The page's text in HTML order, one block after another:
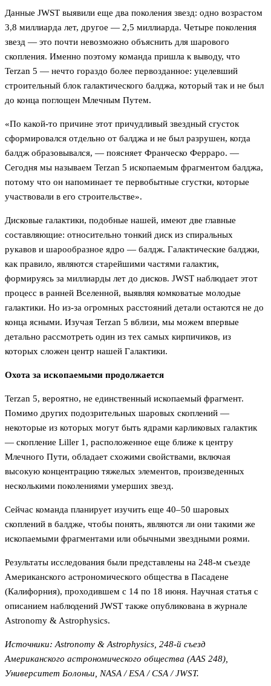
Данные JWST выявили еще два поколения звезд: одно возрастом
3,8 миллиарда лет, другое — 2,5 миллиарда. Четыре поколения
звезд — это почти невозможно объяснить для шарового
скопления. Именно поэтому команда пришла к выводу, что
Terzan 5 — нечто гораздо более первозданное: уцелевший
строительный блок галактического балджа, который так и не был
до конца поглощен Млечным Путем.
«По какой-то причине этот причудливый звездный сгусток
сформировался отдельно от балджа и не был разрушен, когда
балдж образовывался, — поясняет Франческо Ферраро. —
Сегодня мы называем Terzan 5 ископаемым фрагментом балджа,
потому что он напоминает те первобытные сгустки, которые
участвовали в его строительстве».
Дисковые галактики, подобные нашей, имеют две главные
составляющие: относительно тонкий диск из спиральных
рукавов и шарообразное ядро — балдж. Галактические балджи,
как правило, являются старейшими частями галактик,
формируясь за миллиарды лет до дисков. JWST наблюдает этот
процесс в ранней Вселенной, выявляя комковатые молодые
галактики. Но из-за огромных расстояний детали остаются не до
конца ясными. Изучая Terzan 5 вблизи, мы можем впервые
детально рассмотреть один из тех самых кирпичиков, из
которых сложен центр нашей Галактики.
Охота за ископаемыми продолжается
Terzan 5, вероятно, не единственный ископаемый фрагмент.
Помимо других подозрительных шаровых скоплений —
некоторые из которых могут быть ядрами карликовых галактик
— скопление Liller 1, расположенное еще ближе к центру
Млечного Пути, обладает схожими свойствами, включая
высокую концентрацию тяжелых элементов, произведенных
несколькими поколениями умерших звезд.
Сейчас команда планирует изучить еще 40–50 шаровых
скоплений в балдже, чтобы понять, являются ли они такими же
ископаемыми фрагментами или обычными звездными роями.
Результаты исследования были представлены на 248-м съезде
Американского астрономического общества в Пасадене
(Калифорния), проходившем с 14 по 18 июня. Научная статья с
описанием наблюдений JWST также опубликована в журнале
Astronomy & Astrophysics.
Источники: Astronomy & Astrophysics, 248-й съезд
Американского астрономического общества (AAS 248),
Университет Болоньи, NASA / ESA / CSA / JWST.